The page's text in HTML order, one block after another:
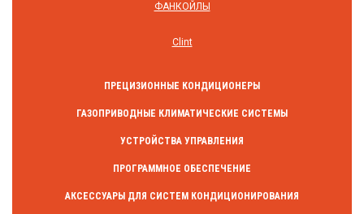
ФАНКОЙЛЫ
Clint
ПРЕЦИЗИОННЫЕ КОНДИЦИОНЕРЫ
ГАЗОПРИВОДНЫЕ КЛИМАТИЧЕСКИЕ СИСТЕМЫ
УСТРОЙСТВА УПРАВЛЕНИЯ
ПРОГРАММНОЕ ОБЕСПЕЧЕНИЕ
АКСЕССУАРЫ ДЛЯ СИСТЕМ КОНДИЦИОНИРОВАНИЯ